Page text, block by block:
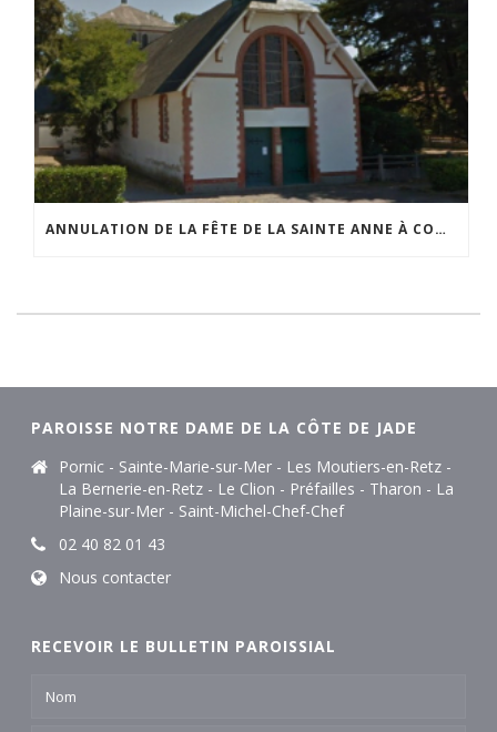
ANNULATION DE LA FÊTE DE LA SAINTE ANNE À COMBERGE
PAROISSE NOTRE DAME DE LA CÔTE DE JADE
Pornic - Sainte-Marie-sur-Mer - Les Moutiers-en-Retz -
La Bernerie-en-Retz - Le Clion - Préfailles - Tharon - La
Plaine-sur-Mer - Saint-Michel-Chef-Chef
02 40 82 01 43
Nous contacter
RECEVOIR LE BULLETIN PAROISSIAL